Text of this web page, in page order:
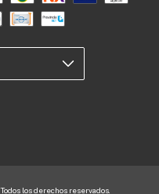
los derechos reservados.